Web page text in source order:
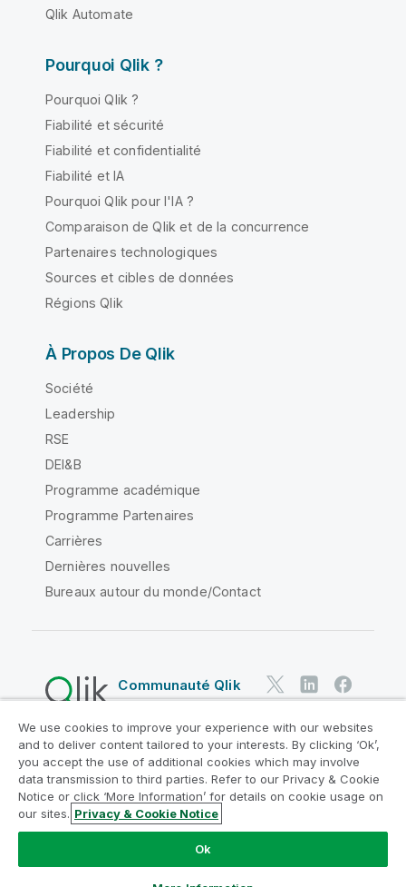
Qlik Automate
Pourquoi Qlik ?
Pourquoi Qlik ?
Fiabilité et sécurité
Fiabilité et confidentialité
Fiabilité et IA
Pourquoi Qlik pour l'IA ?
Comparaison de Qlik et de la concurrence
Partenaires technologiques
Sources et cibles de données
Régions Qlik
À Propos De Qlik
Société
Leadership
RSE
DEI&B
Programme académique
Programme Partenaires
Carrières
Dernières nouvelles
Bureaux autour du monde/Contact
Communauté Qlik
Contrats juridiques
Conditions d'utilisation des produits
Legal Policies
Conditions légales
Conditions d'utilisation
Marques
Do Not Share My Info
Copyright © 1993-2026 QlikTech International AB. Tous
We use cookies to improve your experience with our websites
and to deliver content tailored to your interests. By clicking ‘Ok’,
you accept the use of additional cookies which may involve
data transmission to third parties. Refer to our Privacy & Cookie
Notice or click ‘More Information’ for details on cookie usage on
our sites. Privacy & Cookie Notice
Ok